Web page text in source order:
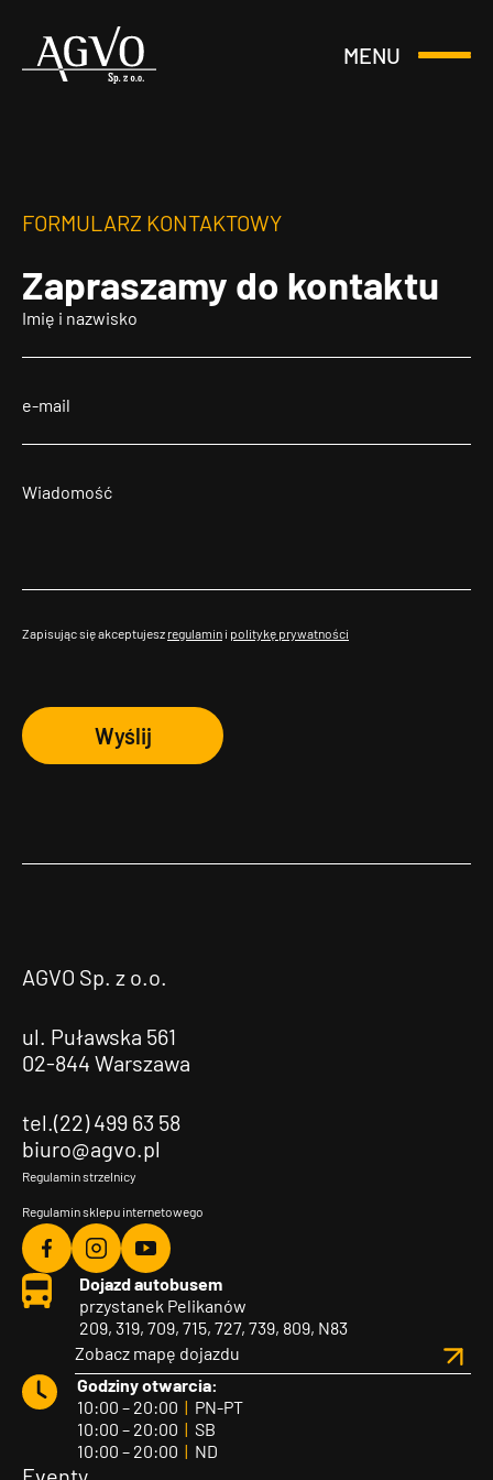
Header
MENU
Otwórz
FORMULARZ KONTAKTOWY
Zapraszamy do kontaktu
Zapisując się akceptujesz regulamin i politykę prywatności
Wyślij
AGVO Sp. z o.o.
ul. Puławska 561
02-844 Warszawa
tel.(22) 499 63 58
biuro@agvo.pl
Regulamin strzelnicy
Regulamin sklepu internetowego
Agvo
Facebook
Agvo
Instagram
Agvo
YouTube
Dojazd autobusem
przystanek Pelikanów
209, 319, 709, 715, 727, 739, 809, N83
Zobacz mapę dojazdu
Godziny otwarcia:
10:00 – 20:00 | PN-PT
10:00 – 20:00 | SB
10:00 – 20:00 | ND